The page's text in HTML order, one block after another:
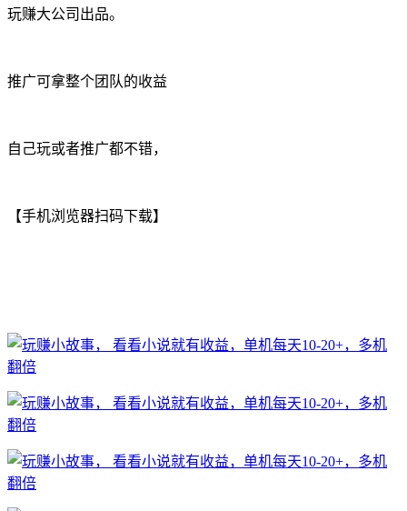
玩赚大公司出品。
推广可拿整个团队的收益
自己玩或者推广都不错，
【手机浏览器扫码下载】